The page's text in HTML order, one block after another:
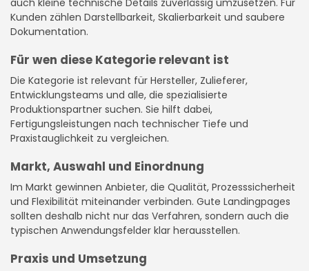
Kunden zählen Darstellbarkeit, Skalierbarkeit und saubere
Dokumentation.
Für wen diese Kategorie relevant ist
Die Kategorie ist relevant für Hersteller, Zulieferer,
Entwicklungsteams und alle, die spezialisierte
Produktionspartner suchen. Sie hilft dabei,
Fertigungsleistungen nach technischer Tiefe und
Praxistauglichkeit zu vergleichen.
Markt, Auswahl und Einordnung
Im Markt gewinnen Anbieter, die Qualität, Prozesssicherheit
und Flexibilität miteinander verbinden. Gute Landingpages
sollten deshalb nicht nur das Verfahren, sondern auch die
typischen Anwendungsfelder klar herausstellen.
Praxis und Umsetzung